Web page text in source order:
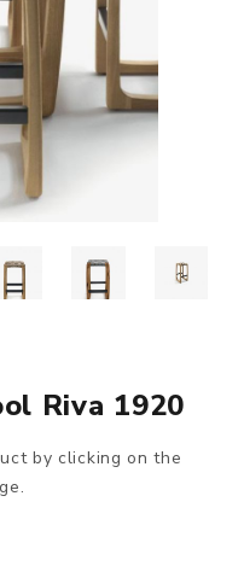
Riva 1920
by clicking on the